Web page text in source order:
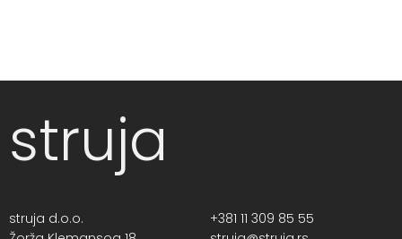
struja
struja d.o.o.
+381 11 309 85 55